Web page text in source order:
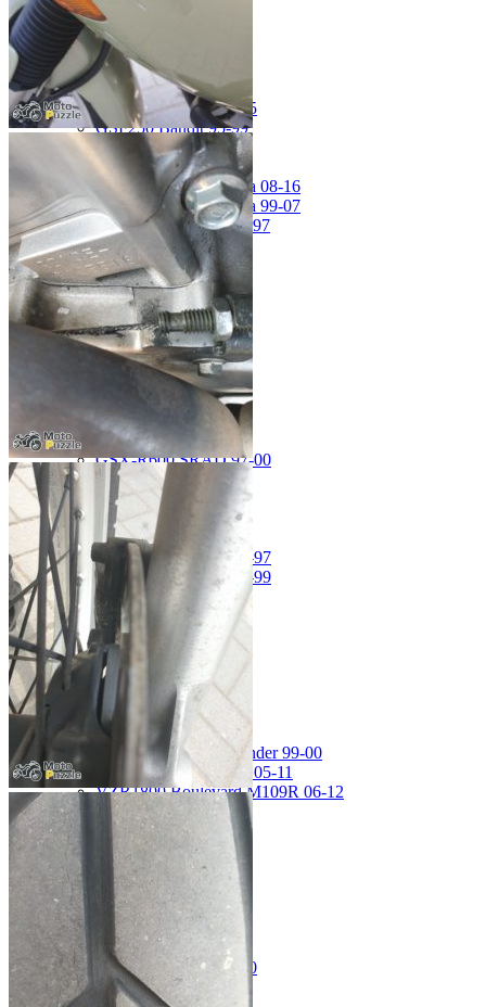
RC8
SMR950
MV Agusta
Brutale 920
Suzuki
GSF1200 Bandit 01-05
GSF250 Bandit 95-99
GSF750 Bandit 96-99
GSR600 06-10
GSX-1300R Hayabusa 08-16
GSX-1300R Hayabusa 99-07
GSX-600F Katana 88-97
GSX-R1000 01-02
GSX-R1000 03-04
GSX-R1000 05-06
GSX-R1000 07-08
GSX-R1000 09-16
GSX-R1100 93-98
GSX-R400 90-95
GSX-R600 01-03
GSX-R600 04-05
GSX-R600 06-07
GSX-R600 11-16
GSX-R600 SRAD 97-00
GSX-R750 00-03
GSX-R750 04-05
GSX-R750 06-07
GSX-R750 08-10
GSX-R750 SRAD 96-97
GSX-R750 SRAD 98-99
GSX-R750 W 92-95
SV400 98-02
SV650 03-12
SV650 99-02
TL 1000 S
TL1000R 98-02
VS400 Intruder 94-96
VS750 Intruder 85-91
VZ400 Desperado Winder 99-00
VZ800 Intruder M800 05-11
VZR1800 Boulevard M109R 06-12
Yamaha
FJ1200 91-93
FJR1300 06-12
FZ-1 N/S 06-15
FZ-6 N/S 04-07
FZR 400 90-94
FZR1000 87-90
FZR1000 91-93
FZR750 Genesis 87-90
FZS1000 Fazer 01-05